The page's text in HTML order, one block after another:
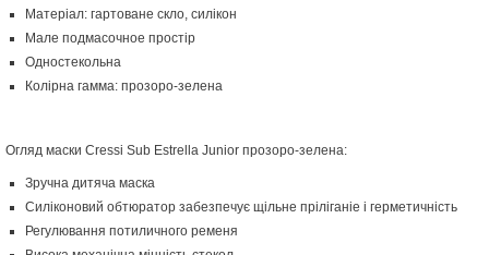
Матеріал: гартоване скло, силікон
Мале подмасочное простір
Одностекольна
Колірна гамма: прозоро-зелена
Огляд маски Cressi Sub Estrella Junior прозоро-зелена:
Зручна дитяча маска
Силіконовий обтюратор забезпечує щільне пріліганіе і герметичність
Регулювання потиличного ременя